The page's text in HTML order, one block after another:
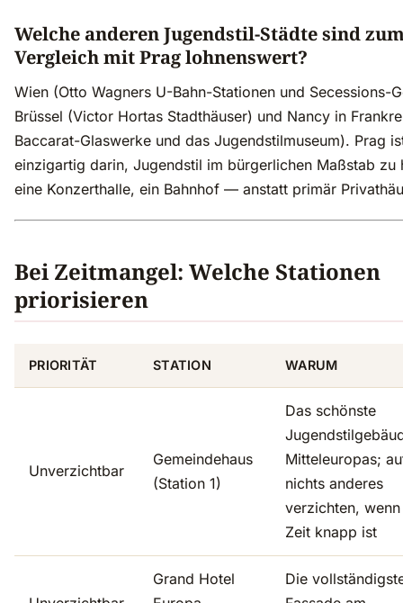
Welche anderen Jugendstil-Städte sind
Vergleich mit Prag lohnenswert?
Wien (Otto Wagners U-Bahn-Stationen und Secessions-
Brüssel (Victor Hortas Stadthäuser) und Nancy in
Baccarat-Glaswerke und das Jugendstilmuseum). Prag
einzigartig darin, Jugendstil im bürgerlichen Maßstab
eine Konzerthalle, ein Bahnhof — anstatt primär
Bei Zeitmangel: Welche Stationen
priorisieren
PRIORITÄT STATION WARUM
Unverzichtbar
Gemeindehaus
(Station 1)
Das schönste
Mitteleuropas;
nichts anderes
verzichten,
Zeit knapp ist
Grand Hotel
Die